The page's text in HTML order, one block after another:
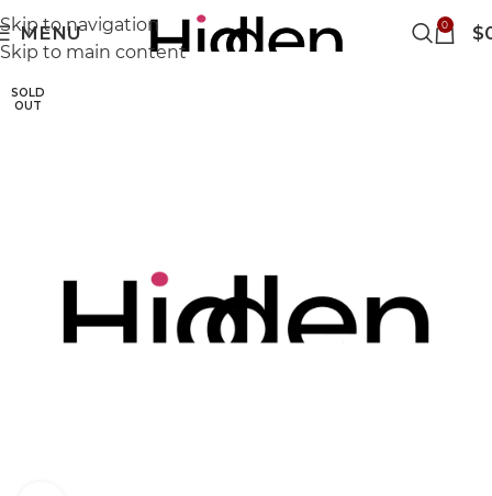
Skip to navigation
Skip to main content
MENU 0 $
SOLD
OUT